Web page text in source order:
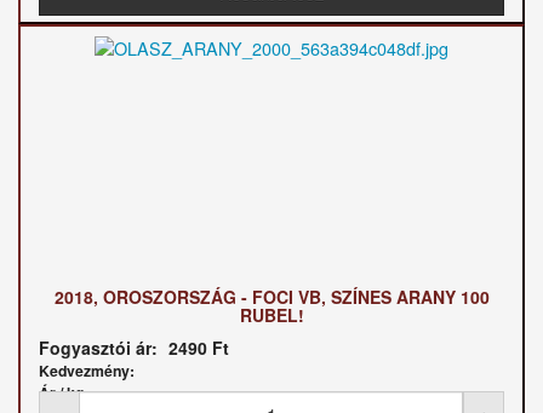
2018, OROSZORSZÁG - FOCI VB, SZÍNES ARANY 100
RUBEL!
Fogyasztói ár: 2490 Ft
Kedvezmény:
Ár / kg: